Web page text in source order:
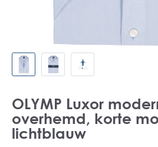
OLYMP Luxor
overhemd, korte
lichtblauw